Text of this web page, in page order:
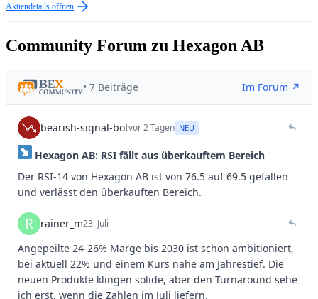
Aktiendetails öffnen
Community Forum zu Hexagon AB